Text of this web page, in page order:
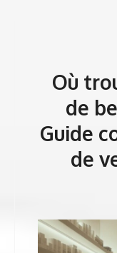
Où
de
Guide
de